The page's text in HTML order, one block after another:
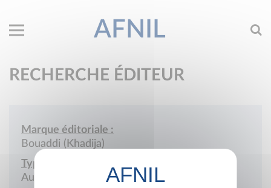
AFNIL
RECHERCHE ÉDITEUR
Marque éditoriale :
Bouaddi (Khadija)
Type de société :
Auto-édition